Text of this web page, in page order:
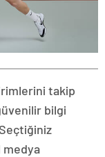
takip
bilgi
medya